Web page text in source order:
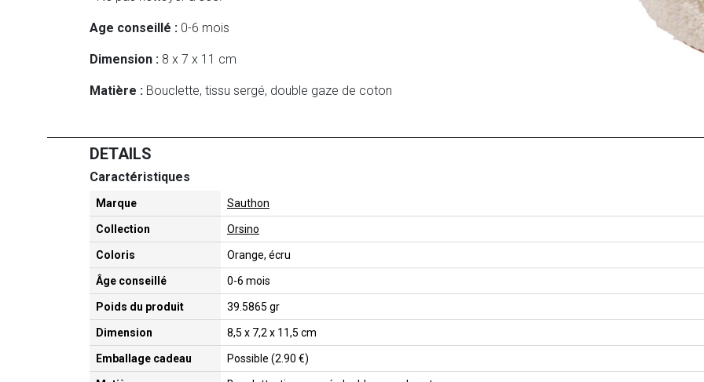
Age conseillé : 0-6 mois
Dimension : 8 x 7 x 11 cm
Matière : Bouclette, tissu sergé, double gaze de coton
DETAILS
Caractéristiques
Marque Sauthon
Collection Orsino
Coloris Orange, écru
Âge conseillé 0-6 mois
Poids du produit 39.5865 gr
Dimension 8,5 x 7,2 x 11,5 cm
Emballage cadeau Possible (2.90 €)